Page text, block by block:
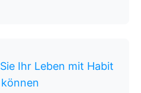
Ihr Leben mit Habit